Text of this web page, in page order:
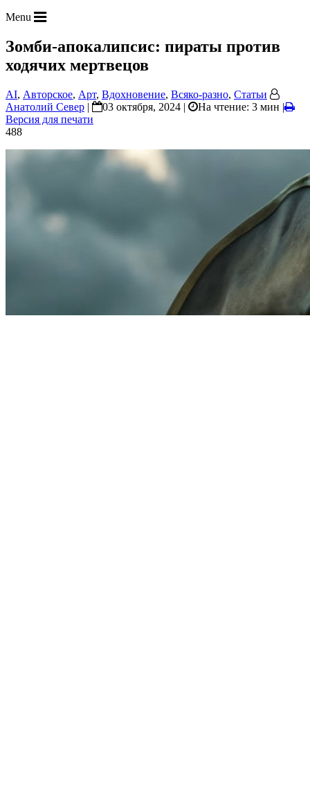
Menu
Зомби-апокалипсис: пираты против
ходячих мертвецов
AI, Авторское, Арт, Вдохновение, Всяко-разно, Статьи
Анатолий Север | 03 октября, 2024 | На чтение: 3 мин |
Версия для печати
488